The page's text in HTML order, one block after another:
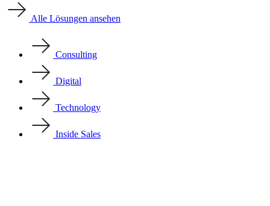
Alle Lösungen ansehen
Consulting
Digital
Technology
Inside Sales